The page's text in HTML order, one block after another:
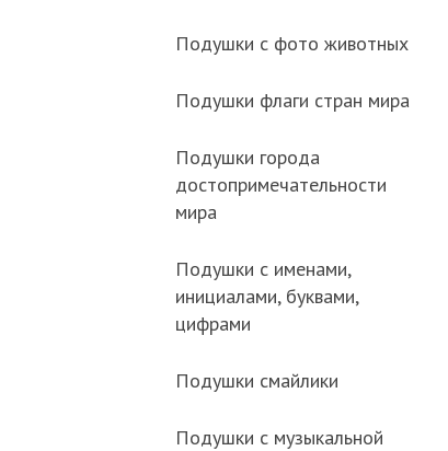
Подушки с фото животных
Подушки флаги стран мира
Подушки города
достопримечательности
мира
Подушки с именами,
инициалами, буквами,
цифрами
Подушки смайлики
Подушки с музыкальной